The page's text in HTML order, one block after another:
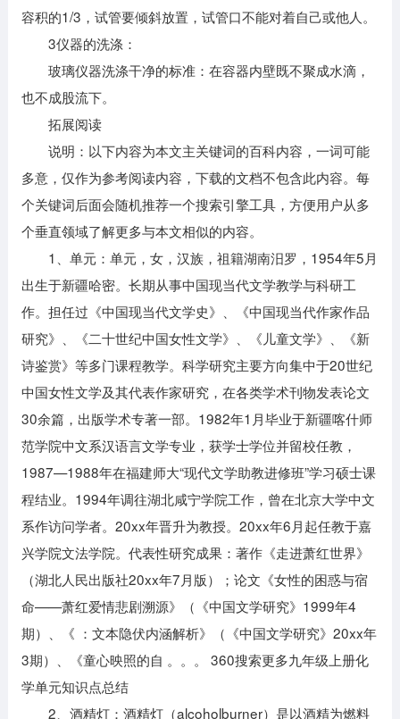
容积的1/3，试管要倾斜放置，试管口不能对着自己或他人。
3仪器的洗涤：
玻璃仪器洗涤干净的标准：在容器内壁既不聚成水滴，
也不成股流下。
拓展阅读
说明：以下内容为本文主关键词的百科内容，一词可能
多意，仅作为参考阅读内容，下载的文档不包含此内容。每
个关键词后面会随机推荐一个搜索引擎工具，方便用户从多
个垂直领域了解更多与本文相似的内容。
1、单元：单元，女，汉族，祖籍湖南汨罗，1954年5月
出生于新疆哈密。长期从事中国现当代文学教学与科研工
作。担任过《中国现当代文学史》、《中国现当代作家作品
研究》、《二十世纪中国女性文学》、《儿童文学》、《新
诗鉴赏》等多门课程教学。科学研究主要方向集中于20世纪
中国女性文学及其代表作家研究，在各类学术刊物发表论文
30余篇，出版学术专著一部。1982年1月毕业于新疆喀什师
范学院中文系汉语言文学专业，获学士学位并留校任教，
1987—1988年在福建师大“现代文学助教进修班”学习硕士课
程结业。1994年调往湖北咸宁学院工作，曾在北京大学中文
系作访问学者。20xx年晋升为教授。20xx年6月起任教于嘉
兴学院文法学院。代表性研究成果：著作《走进萧红世界》
（湖北人民出版社20xx年7月版）；论文《女性的困惑与宿
命——萧红爱情悲剧溯源》（《中国文学研究》1999年4
期）、《 ：文本隐伏内涵解析》（《中国文学研究》20xx年
3期）、《童心映照的自 。。。 360搜索更多九年级上册化
学单元知识点总结
2、酒精灯：酒精灯（alcoholburner）是以酒精为燃料